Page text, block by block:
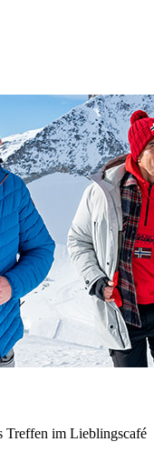
Treffen im Lieblingscafé